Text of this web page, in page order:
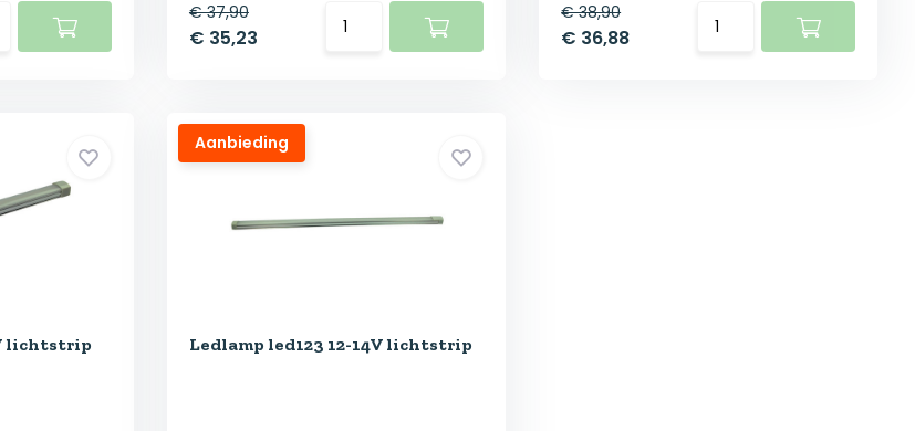
€ 37,90
€ 35,23
€ 38,90
€ 36,88
lichtstrip
Aanbieding
Ledlamp led123 12-14V lichtstrip